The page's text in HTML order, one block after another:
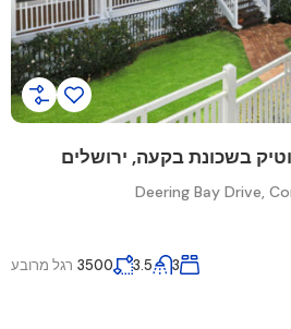
בשכונת בקעה, ירושלים
Deering Bay Drive,
3
3.5
3500 רגל מרובע